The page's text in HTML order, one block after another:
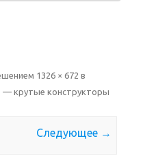
1326 × 672 в
— крутые конструкторы
Следующее →